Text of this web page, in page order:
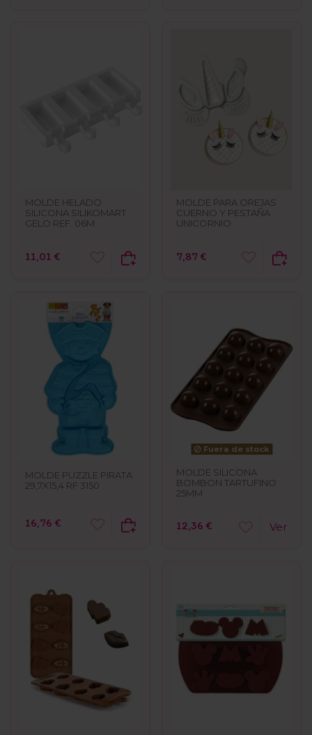
MOLDE HELADO
SILICONA SILIKOMART
GELO REF. 06M
11,01 €
MOLDE PARA OREJAS
CUERNO Y PESTAÑA
UNICORNIO
7,87 €
MOLDE PUZZLE PIRATA
29,7X15,4 RF 3150
16,76 €
Fuera de stock
MOLDE SILICONA
BOMBON TARTUFINO
25MM
12,36 € Ver